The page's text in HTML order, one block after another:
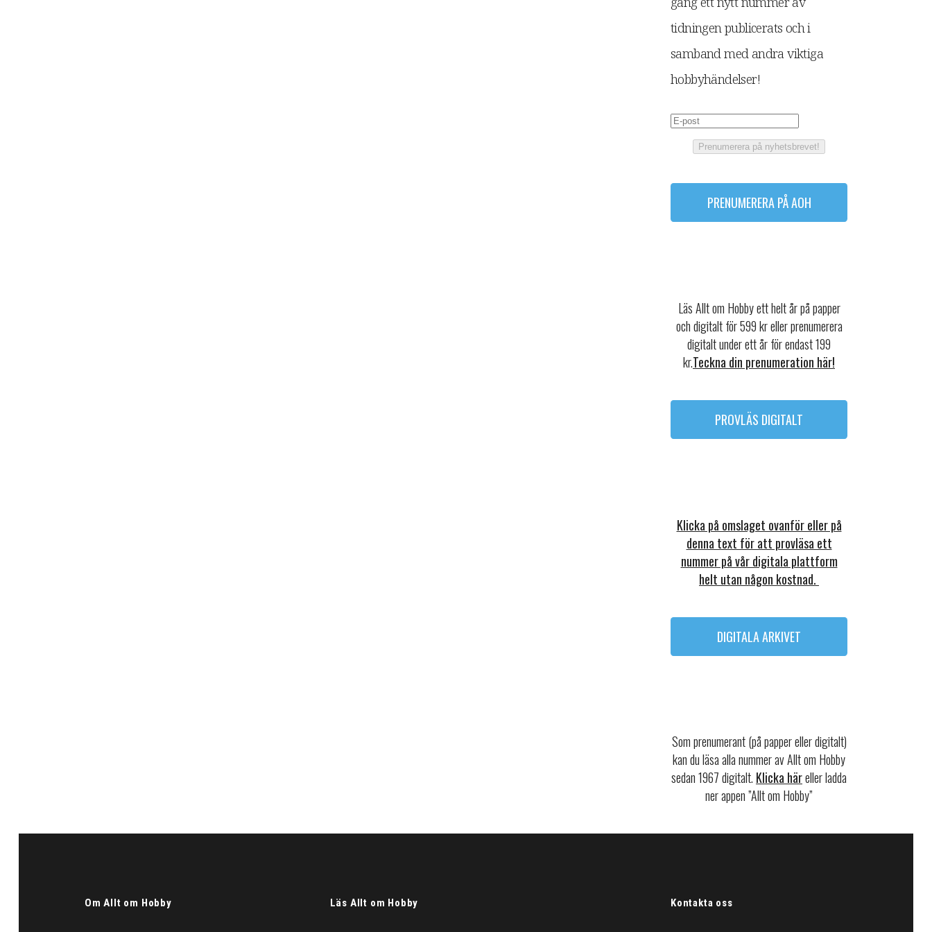
tidningen publicerats och i
samband med andra viktiga
hobbyhändelser!
Prenumerera på nyhetsbrevet!
PRENUMERERA PÅ AOH
Läs Allt om Hobby ett helt år på papper
och digitalt för 599 kr eller prenumerera
digitalt under ett år för endast 199
kr.Teckna din prenumeration här!
PROVLÄS DIGITALT
Klicka på omslaget ovanför eller på
denna text för att provläsa ett
nummer på vår digitala plattform
helt utan någon kostnad.
DIGITALA ARKIVET
Som prenumerant (på papper eller digitalt)
kan du läsa alla nummer av Allt om Hobby
sedan 1967 digitalt. Klicka häreller ladda
ner appen ”Allt om Hobby”
Om Allt om Hobby Läs Allt om Hobby Kontakta oss